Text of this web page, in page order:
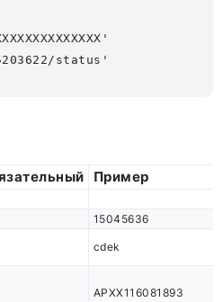
Пример
15045636
cdek
APXX116081893